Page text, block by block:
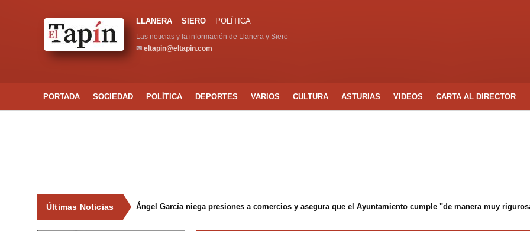
LLANERA SIERO POLÍTICA
Las noticias y la información de Llanera y Siero
✉ eltapin@eltapin.com
PORTADA SOCIEDAD POLÍTICA DEPORTES VARIOS CULTURA ASTURIAS VIDEOS CARTA AL DIRECTOR
Últimas Noticias Ángel García niega presiones a comercios y asegura que el Ayuntamiento cumple "de manera muy